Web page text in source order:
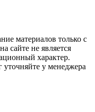
материалов только с
сайте не является
характер.
уточняйте у менеджера